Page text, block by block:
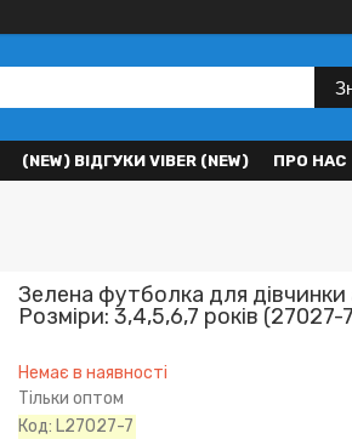
(NEW) ВІДГУКИ VIBER (NEW) ПРО НАС
Зелена футболка для
Розміри: 3,4,5,6,7 років (27027-
Немає в наявності
Тільки оптом
Код: L27027-7